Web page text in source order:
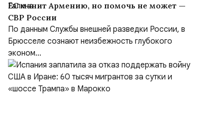
ЕС манит Армению, но помочь не может —
СВР России
По данным Службы внешней разведки России, в
Брюсселе сознают неизбежность глубокого
эконом...